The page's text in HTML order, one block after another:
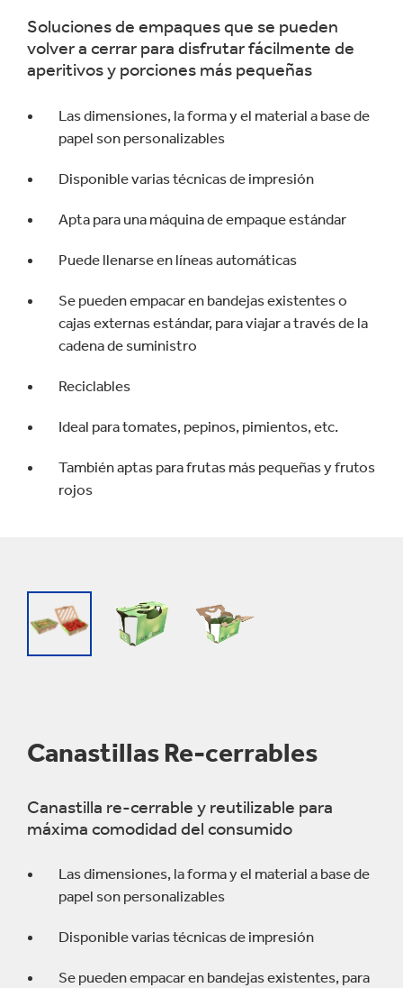
Soluciones de empaques que se pueden
volver a cerrar para disfrutar fácilmente de
aperitivos y porciones más pequeñas
Las dimensiones, la forma y el material a base de
papel son personalizables
Disponible varias técnicas de impresión
Apta para una máquina de empaque estándar
Puede llenarse en líneas automáticas
Se pueden empacar en bandejas existentes o
cajas externas estándar, para viajar a través de la
cadena de suministro
Reciclables
Ideal para tomates, pepinos, pimientos, etc.
También aptas para frutas más pequeñas y frutos
rojos
Canastillas Re-cerrables
Canastilla re-cerrable y reutilizable para
máxima comodidad del consumido
Las dimensiones, la forma y el material a base de
papel son personalizables
Disponible varias técnicas de impresión
Se pueden empacar en bandejas existentes, para